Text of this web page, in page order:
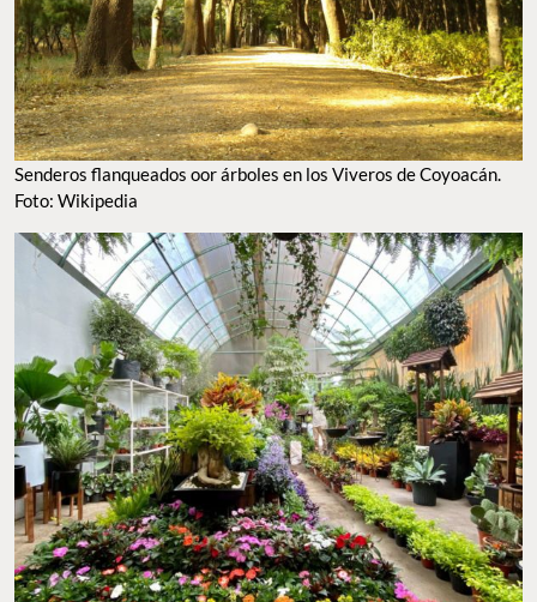
Senderos flanqueados oor árboles en los Viveros de Coyoacán.
Foto: Wikipedia